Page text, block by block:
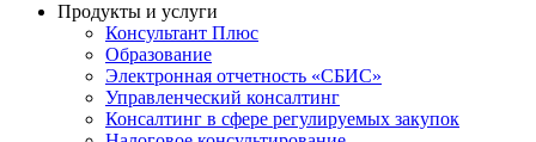
Продукты и услуги
Консультант Плюс
Образование
Электронная отчетность «СБИС»
Управленческий консалтинг
Консалтинг в сфере регулируемых закупок